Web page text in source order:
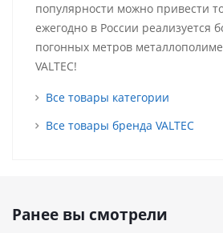
популярности можно привести
ежегодно в России реализуется
погонных метров
VALTEC!
Все товары категории
Все товары бренда VALTEC
Ранее вы смотрели